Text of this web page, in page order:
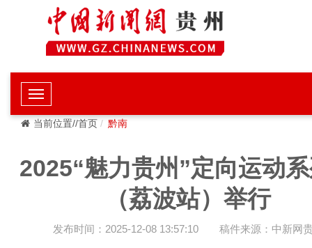
当前位置//首页 黔南
2025“魅力贵州”定向运动
（荔波站）举行
发布时间：2025-12-08 13:57:10 稿件来源：中新网